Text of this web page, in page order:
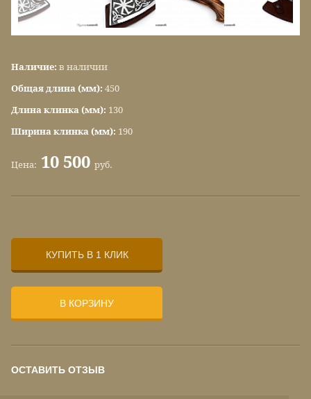
Наличие: в наличии
Общая длина (мм): 450
Длина клинка (мм): 130
Ширина клинка (мм): 190
Цена: 10 500 руб.
КУПИТЬ В 1 КЛИК
В КОРЗИНУ
ОСТАВИТЬ ОТЗЫВ